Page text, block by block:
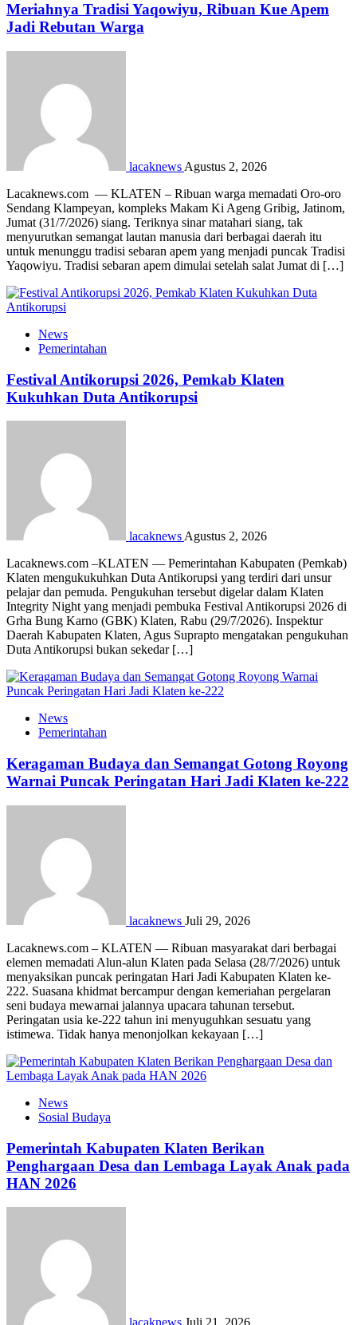
Meriahnya Tradisi Yaqowiyu, Ribuan Kue Apem
Jadi Rebutan Warga
lacaknews Agustus 2, 2026
Lacaknews.com — KLATEN – Ribuan warga memadati Oro-oro
Sendang Klampeyan, kompleks Makam Ki Ageng Gribig, Jatinom,
Jumat (31/7/2026) siang. Teriknya sinar matahari siang, tak
menyurutkan semangat lautan manusia dari berbagai daerah itu
untuk menunggu tradisi sebaran apem yang menjadi puncak Tradisi
Yaqowiyu. Tradisi sebaran apem dimulai setelah salat Jumat di […]
News
Pemerintahan
Festival Antikorupsi 2026, Pemkab Klaten
Kukuhkan Duta Antikorupsi
lacaknews Agustus 2, 2026
Lacaknews.com –KLATEN — Pemerintahan Kabupaten (Pemkab)
Klaten mengukukuhkan Duta Antikorupsi yang terdiri dari unsur
pelajar dan pemuda. Pengukuhan tersebut digelar dalam Klaten
Integrity Night yang menjadi pembuka Festival Antikorupsi 2026 di
Grha Bung Karno (GBK) Klaten, Rabu (29/7/2026). Inspektur
Daerah Kabupaten Klaten, Agus Suprapto mengatakan pengukuhan
Duta Antikorupsi bukan sekedar […]
News
Pemerintahan
Keragaman Budaya dan Semangat Gotong Royong
Warnai Puncak Peringatan Hari Jadi Klaten ke-222
lacaknews Juli 29, 2026
Lacaknews.com – KLATEN — Ribuan masyarakat dari berbagai
elemen memadati Alun-alun Klaten pada Selasa (28/7/2026) untuk
menyaksikan puncak peringatan Hari Jadi Kabupaten Klaten ke-
222. Suasana khidmat bercampur dengan kemeriahan pergelaran
seni budaya mewarnai jalannya upacara tahunan tersebut.
Peringatan usia ke-222 tahun ini menyuguhkan sesuatu yang
istimewa. Tidak hanya menonjolkan kekayaan […]
News
Sosial Budaya
Pemerintah Kabupaten Klaten Berikan
Penghargaan Desa dan Lembaga Layak Anak pada
HAN 2026